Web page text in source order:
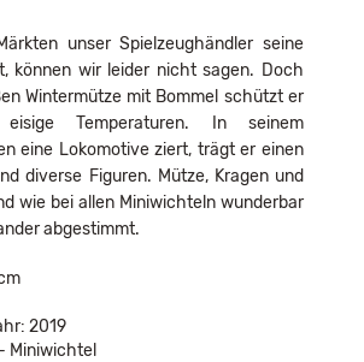
unser Spielzeughändler seine
können wir leider nicht sagen. Doch
Wintermütze mit Bommel schützt er
Temperaturen. In seinem
eine Lokomotive ziert, trägt er einen
diverse Figuren. Mütze, Kragen und
wie bei allen Miniwichteln wunderbar
abgestimmt.
2019
Miniwichtel